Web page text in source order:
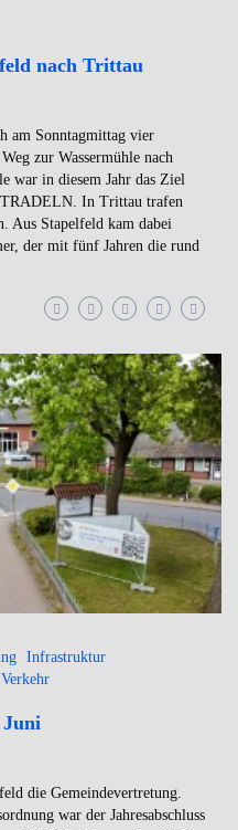
nach Trittau
am Sonntagmittag vier
zur Wassermühle nach
war in diesem Jahr das Ziel
In Trittau trafen
Aus Stapelfeld kam dabei
der mit fünf Jahren die rund
Infrastruktur
Verkehr
Juni
die Gemeindevertretung.
war der Jahresabschluss